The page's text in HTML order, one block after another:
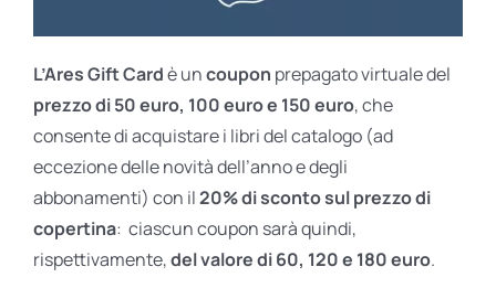
L’Ares Gift Cardè uncoupon prepagato virtuale del
prezzo di 50 euro, 100 euro e 150 euro, che
consente di acquistare i libri del catalogo (ad
eccezione delle novità dell’anno e degli
abbonamenti) con il20% di sconto sul prezzo di
copertina: ciascun coupon sarà quindi,
rispettivamente,del valore di 60, 120 e 180 euro.